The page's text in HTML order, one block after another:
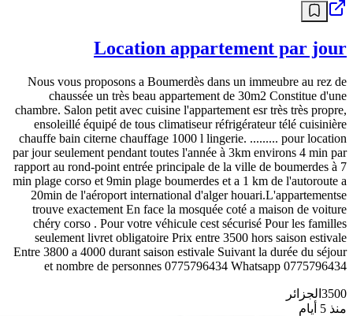
Location appartement par jour
Nous vous proposons a Boumerdès dans un immeubre au rez de
chaussée un très beau appartement de 30m2 Constitue d'une
chambre. Salon petit avec cuisine l'appartement esr très très propre,
ensoleillé équipé de tous climatiseur réfrigérateur télé cuisinière
chauffe bain citerne chauffage 1000 l lingerie. ......... pour location
par jour seulement pendant toutes l'année à 3km environs 4 min par
rapport au rond-point entrée principale de la ville de boumerdes à 7
min plage corso et 9min plage boumerdes et a 1 km de l'autoroute a
20min de l'aéroport international d'alger houari.L'appartementse
trouve exactement En face la mosquée coté a maison de voiture
chéry corso . Pour votre véhicule cest sécurisé Pour les familles
seulement livret obligatoire Prix entre 3500 hors saison estivale
Entre 3800 a 4000 durant saison estivale Suivant la durée du séjour
et nombre de personnes 0775796434 Whatsapp 0775796434
3500 الجزائر
منذ 5 أيام